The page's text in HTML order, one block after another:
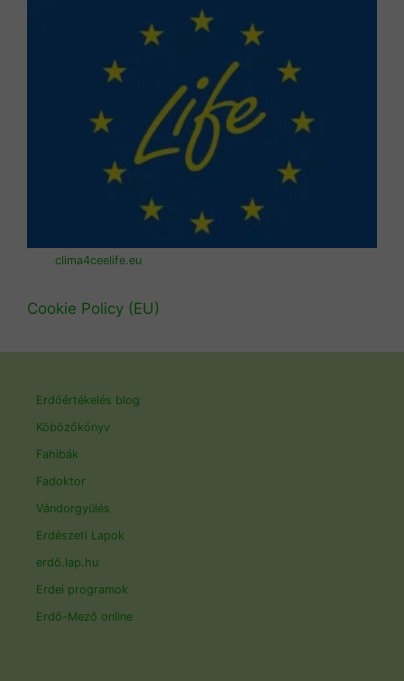
clima4ceelife.eu
Cookie Policy (EU)
Erdőértékelés blog
Köbözőkönyv
Fahibák
Fadoktor
Vándorgyűlés
Erdészeti Lapok
erdő.lap.hu
Erdei programok
Erdő-Mező online